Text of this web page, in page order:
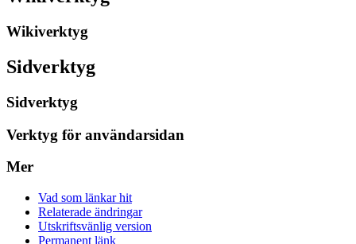
Wikiverktyg
Sidverktyg
Sidverktyg
Verktyg för användarsidan
Mer
Vad som länkar hit
Relaterade ändringar
Utskriftsvänlig version
Permanent länk